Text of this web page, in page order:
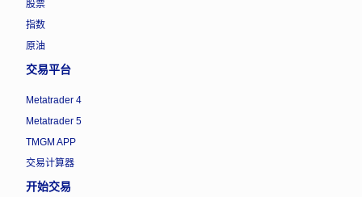
股票
指数
原油
交易平台
Metatrader 4
Metatrader 5
TMGM APP
交易计算器
开始交易